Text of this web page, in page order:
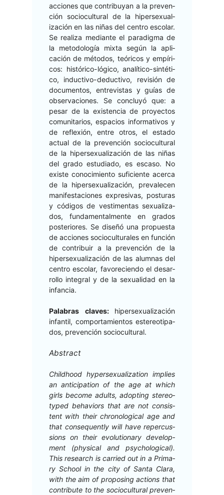
acciones que con­tribuyan a la pre­ven­
ción socio­cul­tur­al de la hiper­sex­u­al­
ización en las niñas del cen­tro esco­lar.
Se real­iza medi­ante el par­a­dig­ma de
la metodología mix­ta según la apli­
cación de méto­dos, teóri­cos y empíri­
cos: históri­co-lógi­co, analíti­co-sin­téti­
co, induc­ti­vo-deduc­ti­vo, revisión de
doc­u­men­tos, entre­vis­tas y guías de
obser­va­ciones. Se con­cluyó que: a
pesar de la exis­ten­cia de proyec­tos
comu­ni­tar­ios, espa­cios infor­ma­tivos y
de reflex­ión, entre otros, el esta­do
actu­al de la pre­ven­ción socio­cul­tur­al
de la hiper­sex­u­al­ización de las niñas
del gra­do estu­di­a­do, es esca­so. No
existe conocimien­to sufi­ciente acer­ca
de la hiper­sex­u­al­ización, prevale­cen
man­i­festa­ciones expre­si­vas, pos­turas
y códi­gos de ves­ti­men­tas sex­u­al­iza­
dos, fun­da­men­tal­mente en gra­dos
pos­te­ri­ores. Se dis­eñó una prop­ues­ta
de acciones socio­cul­tur­ales en fun­ción
de con­tribuir a la pre­ven­ción de la
hiper­sex­u­al­ización de las alum­nas del
cen­tro esco­lar, favore­cien­do el desar­
rol­lo inte­gral y de la sex­u­al­i­dad en la
infancia.
Pal­abras claves: hiper­sex­u­al­ización
infan­til, com­por­tamien­tos estereoti­pa­
dos, pre­ven­ción sociocultural.
Abstract
Child­hood hyper­sex­u­al­iza­tion implies
an antic­i­pa­tion of the age at which
girls become adults, adopt­ing stereo­
typed behav­iors that are not con­sis­
tent with their chrono­log­i­cal age and
that con­se­quent­ly will have reper­cus­
sions on their evo­lu­tion­ary devel­op­
ment (phys­i­cal and psy­cho­log­i­cal).
This research is car­ried out in a Pri­ma­
ry School in the city of San­ta Clara,
with the aim of propos­ing actions that
con­tribute to the socio­cul­tur­al pre­ven­